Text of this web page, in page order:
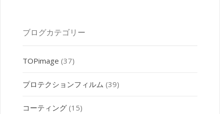
ブログカテゴリー
TOPimage (37)
プロテクションフィルム (39)
コーティング(15)